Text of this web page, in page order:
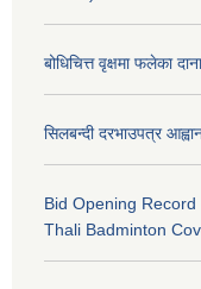
बोधिचित्त वृक्षमा फलेका
सिलबन्दी दरभाउपत्र
Bid Opening
Thali Badminton